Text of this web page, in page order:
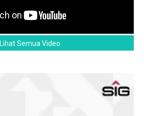
Lihat Semua Video